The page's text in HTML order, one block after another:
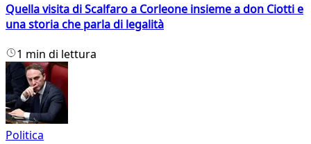
Quella visita di Scalfaro a Corleone insieme a don Ciotti e
una storia che parla di legalità
1 min di lettura
Politica